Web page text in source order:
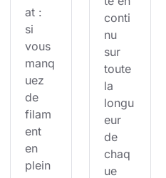
at :
si
vous
manq
uez
de
filam
ent
en
plein
conti
nu
sur
toute
la
longu
eur
de
chaq
ue